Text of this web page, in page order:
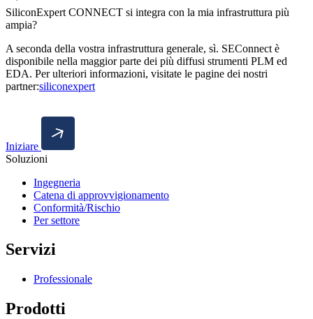
SiliconExpert CONNECT si integra con la mia infrastruttura più
ampia?
A seconda della vostra infrastruttura generale, sì. SEConnect è
disponibile nella maggior parte dei più diffusi strumenti PLM ed
EDA. Per ulteriori informazioni, visitate le pagine dei nostri
partner:siliconexpert
Iniziare
Soluzioni
Ingegneria
Catena di approvvigionamento
Conformità/Rischio
Per settore
Servizi
Professionale
Prodotti